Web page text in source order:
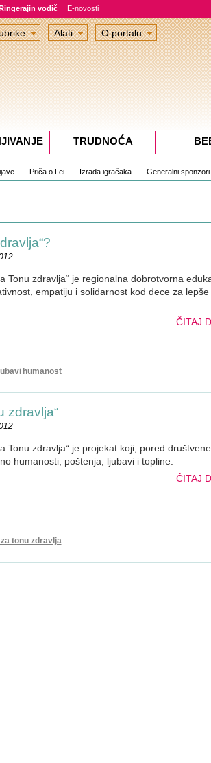
vodič E-novosti
Priča o Lei Izrada igračaka Generalni sponzori
Tonu zdravlja“ je regionalna dobrotvorna
empatiju i solidarnost kod dece za
ČITAJ
humanost
zdravlja“
Tonu zdravlja“ je projekat koji, pored društvene
humanosti, poštenja, ljubavi i topline.
ČITAJ
tonu zdravlja
Alati O portalu
TRUDNOĆA